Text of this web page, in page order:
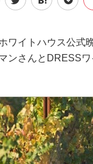
ワイトハウス公式
ンさんとDRESS